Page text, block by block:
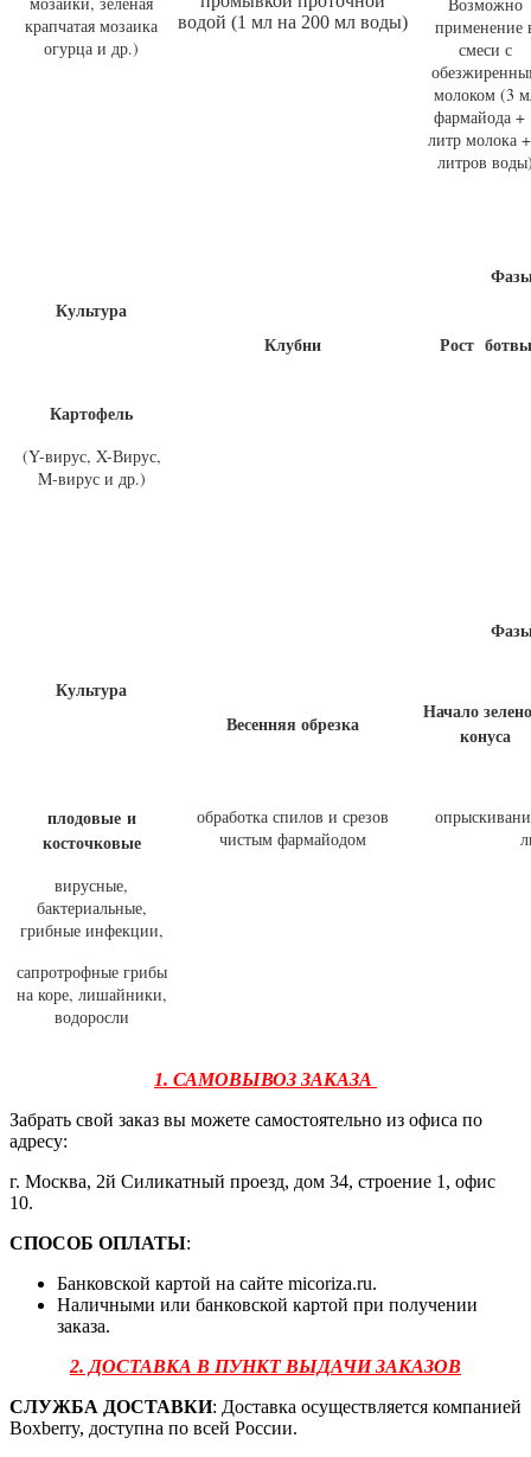
крапчатая мозаика
огурца и др.)
водой (1 мл на 200 мл воды)
применение
смеси с
молоком (3
фармайода +
литр молока
литров
Культура
Клубни Рост ботвы
Картофель
(Y-вирус, X-Вирус,
M-вирус и др.)
Культура
Весенняя обрезка
Начало
конуса
плодовые и
косточковые
вирусные,
бактериальные,
грибные инфекции,
сапротрофные грибы
на коре, лишайники,
водоросли
обработка спилов и срезов
чистым фармайодом
1. САМОВЫВОЗ ЗАКАЗА
Забрать свой заказ вы можете самостоятельно из офиса по
адресу:
г. Москва, 2й Силикатный проезд, дом 34, строение 1, офис
10.
СПОСОБ ОПЛАТЫ:
Банковской картой на сайте micoriza.ru.
Наличными или банковской картой при получении
заказа.
2. ДОСТАВКА В ПУНКТ ВЫДАЧИ ЗАКАЗОВ
СЛУЖБА ДОСТАВКИ: Доставка осуществляется компанией
Boxberry, доступна по всей России.